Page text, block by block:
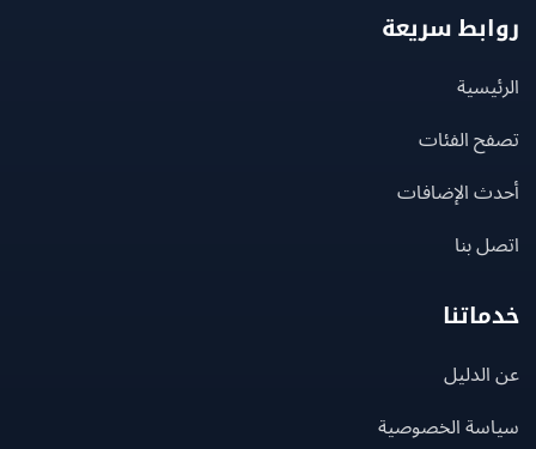
سريعة
الفئات
الإضافات
بنا
الخصوصية